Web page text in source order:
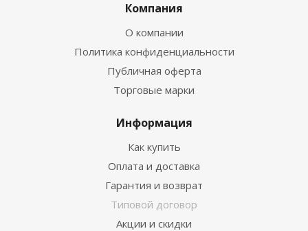
Компания
О компании
Политика конфиденциальности
Публичная оферта
Торговые марки
Информация
Как купить
Оплата и доставка
Гарантия и возврат
Типовой договор
Акции и скидки